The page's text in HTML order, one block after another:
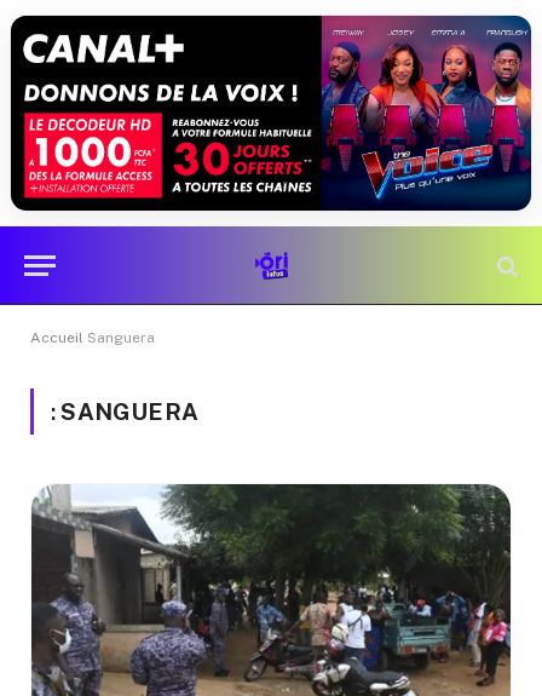
Accueil Sanguera
:SANGUERA